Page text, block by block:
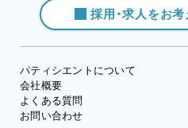
採用・求人をお
パティシエントについて
会社概要
よくある質問
お問い合わせ